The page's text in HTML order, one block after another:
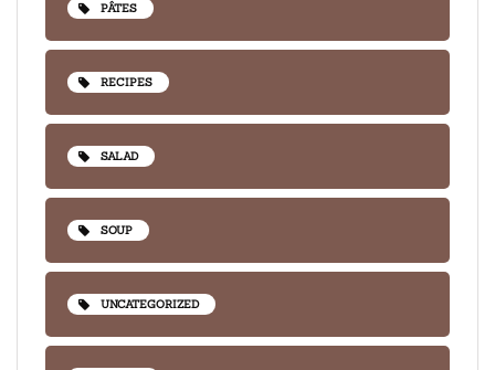
PÂTES
RECIPES
SALAD
SOUP
UNCATEGORIZED